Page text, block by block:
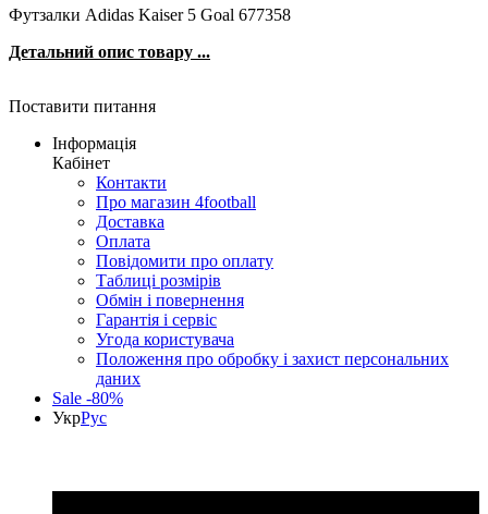
Футзалки Adidas Kaiser 5 Goal 677358
Детальний опис товару ...
Поставити питання
Інформація
Кабінет
Контакти
Про магазин 4football
Доставка
Оплата
Повідомити про оплату
Таблиці розмірів
Обмін і повернення
Гарантія і сервіс
Угода користувача
Положення про обробку і захист персональних
даних
Sale -80%
УкрРус